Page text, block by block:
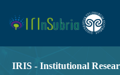
IRIS - Institutional